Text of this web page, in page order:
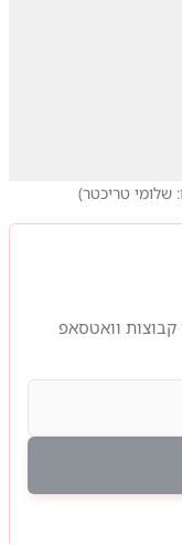
שלומי טריכטר)
וואטסאפ